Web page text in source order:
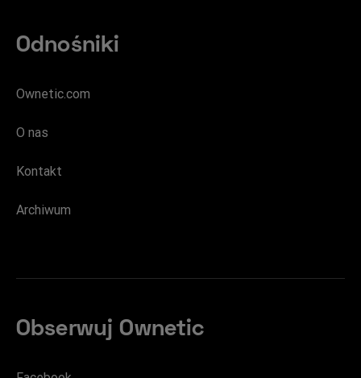
Odnośniki
Ownetic.com
O nas
Kontakt
Archiwum
Obserwuj Ownetic